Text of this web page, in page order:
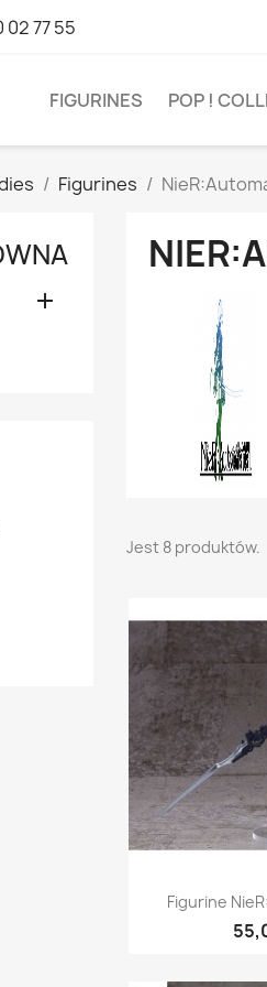
02 77 55
FIGURINES POP !
Figurines

Jest 8 produktów.

Figurine